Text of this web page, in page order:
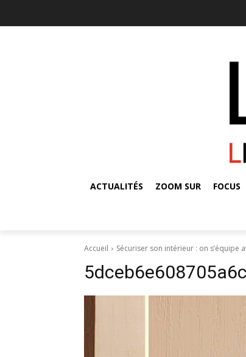
ACTUALITÉS ZOOM SUR FOCUS
Accueil Sécuriser son intérieur : on s’équipe